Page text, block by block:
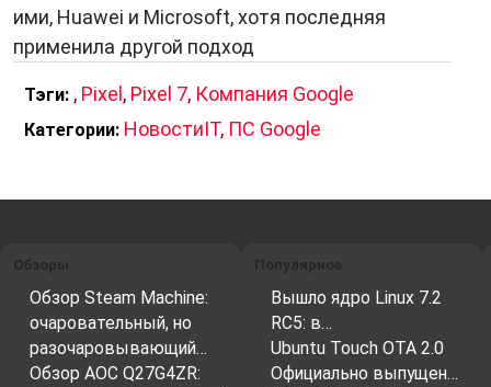
ими, Huawei и Microsoft, хотя последняя
применила другой подход
Тэги: , Pixel , Pixel 7, Компания Google
Категории: НовостиIT, ПС Google
Обзоры
Обзор Steam Machine:
очаровательный, но
разочаровывающий…
Обзор AOC Q27G4ZR:
Популярное
Вышло ядро ​​Linux 7.2
RC5: в…
Ubuntu Touch OTA 2.0
Официально выпущен…